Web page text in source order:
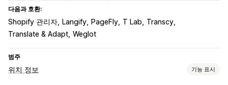
다음과 호환:
Shopify 관리자 Langify PageFly T Lab
Transcy
Translate & Adapt Weglot
범주
위치 정보 기능 표시